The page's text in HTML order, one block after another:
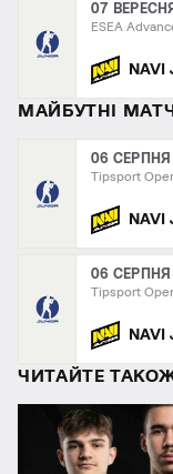
07
ESEA
NAVI
МАЙБУТНІ МАТЧІ
06 СЕРПНЯ
Tipsport
NAVI
06 СЕРПНЯ
Tipsport
NAVI
ЧИТАЙТЕ